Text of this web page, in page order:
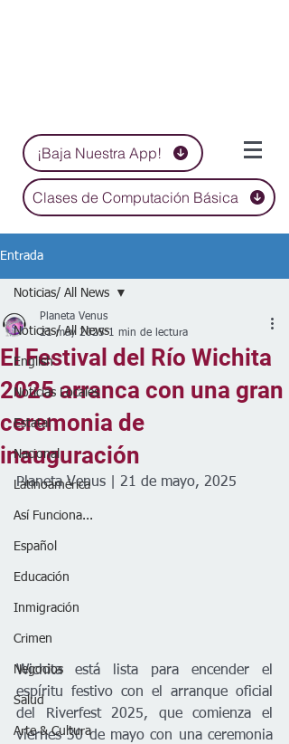
¡Baja Nuestra App!
Clases de Computación Básica
Entrada
Noticias/ All News
English
Noticias Locales
Estatal
Nacional
Latinoamérica
Así Funciona...
Español
Educación
Inmigración
Crimen
Negocios
Salud
Arte & Cultura
Noticias/ All News
El Festival del Río Wichita
2025 arranca con una gran
ceremonia de
inauguración
Planeta Venus
21 may 2025 1 min de lectura
Planeta Venus | 21 de mayo, 2025
Wichita está lista para encender el
espíritu festivo con el arranque oficial
del Riverfest 2025, que comienza el
viernes 30 de mayo con una ceremonia